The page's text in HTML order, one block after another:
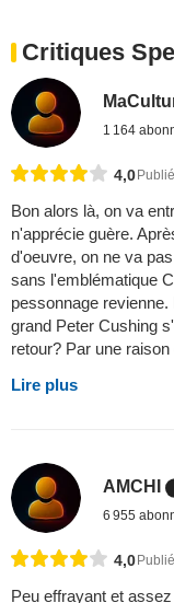
Critiques
1 164
4,0
Bon alors là, on va
n'apprécie guère.
d'oeuvre, on ne va
sans l'emblématique
pessonnage
grand Peter Cushing
retour? Par une
Lire plus
AMCHI
6 955
4,0
Peu effrayant et